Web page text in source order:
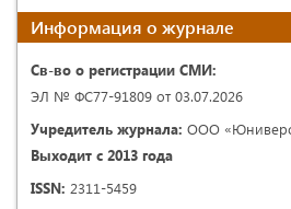
Информация о журнале
Св-во о регистрации СМИ:
ЭЛ № ФС77-91809 от 03.07.2026
Учредитель журнала: ООО
Выходит с 2013 года
ISSN: 2311-5459